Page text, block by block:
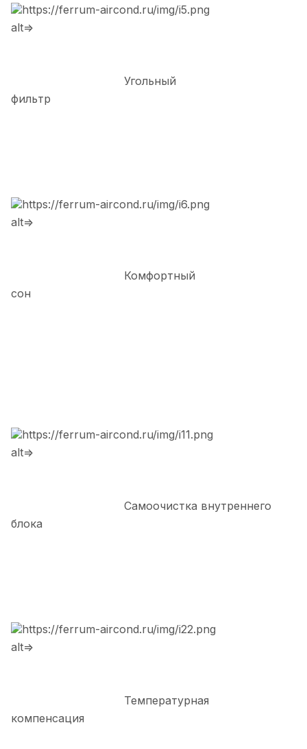
https://ferrum-aircond.ru/img/i5.png
alt=>
Угольный
фильтр
https://ferrum-aircond.ru/img/i6.png
alt=>
Комфортный
сон
https://ferrum-aircond.ru/img/i11.png
alt=>
Самоочистка внутреннего
блока
https://ferrum-aircond.ru/img/i22.png
alt=>
Температурная
компенсация